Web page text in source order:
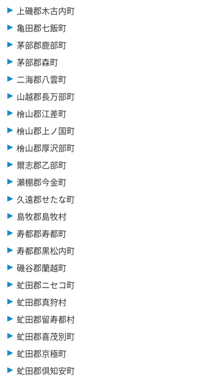
上磯郡木古内町
亀田郡七飯町
茅部郡鹿部町
茅部郡森町
二海郡八雲町
山越郡長万部町
檜山郡江差町
檜山郡上ノ国町
檜山郡厚沢部町
爾志郡乙部町
瀬棚郡今金町
久遠郡せたな町
島牧郡島牧村
寿都郡寿都町
寿都郡黒松内町
磯谷郡蘭越町
虻田郡ニセコ町
虻田郡真狩村
虻田郡留寿都村
虻田郡喜茂別町
虻田郡京極町
虻田郡倶知安町